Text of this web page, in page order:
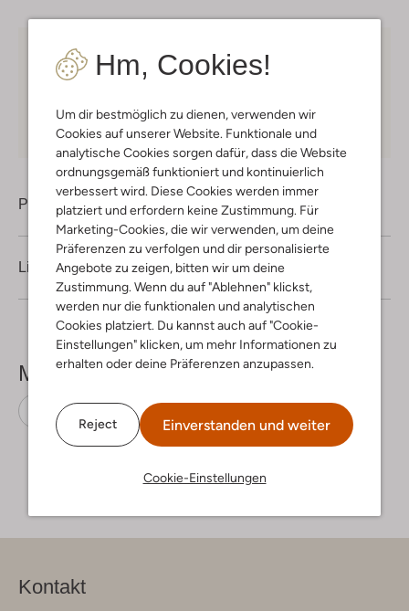
Hm, Cookies!
Um dir bestmöglich zu dienen, verwenden wir
Cookies auf unserer Website. Funktionale und
analytische Cookies sorgen dafür, dass die Website
ordnungsgemäß funktioniert und kontinuierlich
verbessert wird. Diese Cookies werden immer
platziert und erfordern keine Zustimmung. Für
Marketing-Cookies, die wir verwenden, um deine
Präferenzen zu verfolgen und dir personalisierte
Angebote zu zeigen, bitten wir um deine
Zustimmung. Wenn du auf "Ablehnen" klickst,
werden nur die funktionalen und analytischen
Cookies platziert. Du kannst auch auf "Cookie-
Einstellungen" klicken, um mehr Informationen zu
erhalten oder deine Präferenzen anzupassen.
Reject Einverstanden und weiter
Cookie-Einstellungen
Kostenloser Versandab € 75 für Club-Omoda
Mitglieder in Deutschland
Kauf auf Rechnung 30 Tagen Rückgaberecht
Produktinformation
Lieferung & Rückgabe
Mehr sehen
Sneaker Low
Kontakt